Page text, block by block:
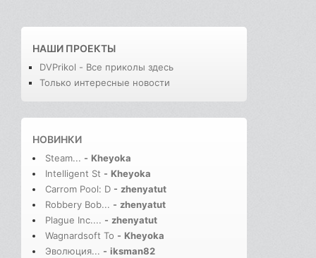
НАШИ ПРОЕКТЫ
DVPrikol - Все приколы здесь
Только интересные новости
НОВИНКИ
Steam... - Kheyoka
Intelligent St - Kheyoka
Carrom Pool: D - zhenyatut
Robbery Bob... - zhenyatut
Plague Inc.... - zhenyatut
Wagnardsoft To - Kheyoka
Эволюция... - iksman82